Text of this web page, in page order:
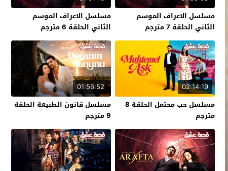
مسلسل الاعراف الموسم
الثاني الحلقة 7 مترجم
مسلسل الاعراف الموسم
الثاني الحلقة 6 مترجم
02:14:19
مسلسل حب محتمل الحلقة 8
مترجم
01:56:52
مسلسل قانون الطبيعة الحلقة
9 مترجم